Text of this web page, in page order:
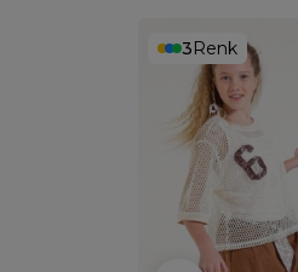
3Renk